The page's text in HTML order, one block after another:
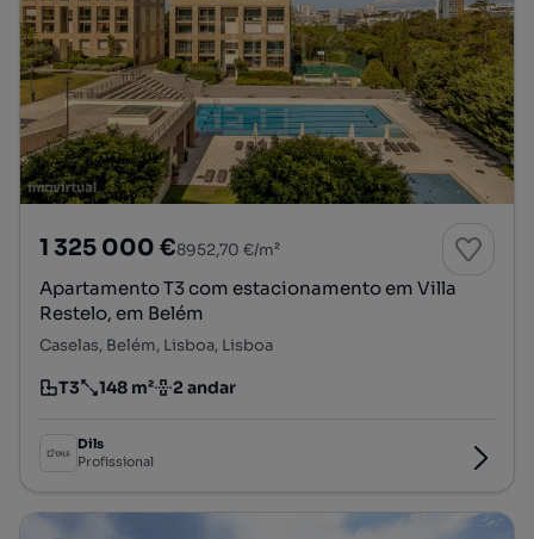
1 325 000 €8952,70 €/m²
Apartamento T3 com estacionamento em Villa
Restelo, em Belém
Caselas, Belém, Lisboa, Lisboa
Tipologia
T3
Preço por metro quadrado
148 m²
Andar 2 andar
Dils
Profissional